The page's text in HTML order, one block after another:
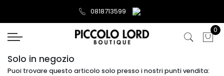
0818713599
0
Solo in negozio
Puoi trovare questo articolo solo presso i nostri punti vendita: